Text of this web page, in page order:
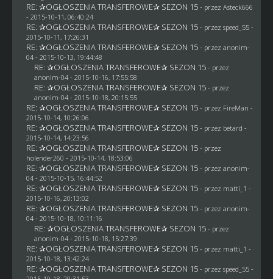
RE: ✰OGŁOSZENIA TRANSFEROWE✰ SEZON 15 - przez Asteck666
- 2015-10-11, 06:40:24
RE: ✰OGŁOSZENIA TRANSFEROWE✰ SEZON 15 - przez speed_55 -
2015-10-11, 17:26:31
RE: ✰OGŁOSZENIA TRANSFEROWE✰ SEZON 15 - przez anonim-
04- 2015-10-13, 19:44:48
RE: ✰OGŁOSZENIA TRANSFEROWE✰ SEZON 15 - przez
anonim-04- 2015-10-16, 17:55:58
RE: ✰OGŁOSZENIA TRANSFEROWE✰ SEZON 15 - przez
anonim-04- 2015-10-18, 20:15:55
RE: ✰OGŁOSZENIA TRANSFEROWE✰ SEZON 15 - przez FireMan -
2015-10-14, 10:26:06
RE: ✰OGŁOSZENIA TRANSFEROWE✰ SEZON 15 - przez betard -
2015-10-14, 14:23:56
RE: ✰OGŁOSZENIA TRANSFEROWE✰ SEZON 15 - przez
holender260 - 2015-10-14, 18:53:06
RE: ✰OGŁOSZENIA TRANSFEROWE✰ SEZON 15 - przez anonim-
04- 2015-10-15, 16:44:52
RE: ✰OGŁOSZENIA TRANSFEROWE✰ SEZON 15 - przez matti_1 -
2015-10-16, 20:13:02
RE: ✰OGŁOSZENIA TRANSFEROWE✰ SEZON 15 - przez anonim-
04- 2015-10-18, 10:11:16
RE: ✰OGŁOSZENIA TRANSFEROWE✰ SEZON 15 - przez
anonim-04- 2015-10-18, 15:27:39
RE: ✰OGŁOSZENIA TRANSFEROWE✰ SEZON 15 - przez matti_1 -
2015-10-18, 13:42:24
RE: ✰OGŁOSZENIA TRANSFEROWE✰ SEZON 15 - przez speed_55 -